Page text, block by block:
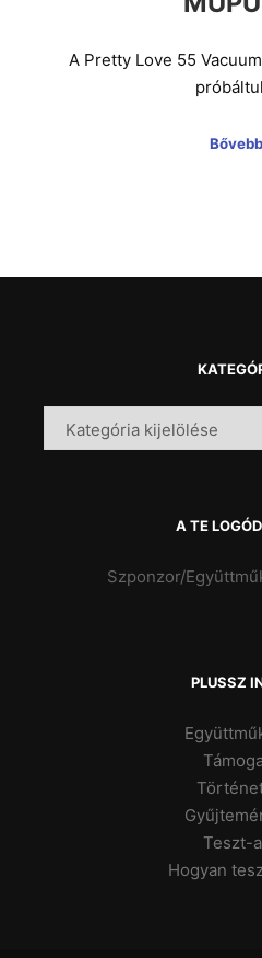
A Pretty Love 55
A TE
Szponzor/
PLUSSZ
Teszt-
Hogyan